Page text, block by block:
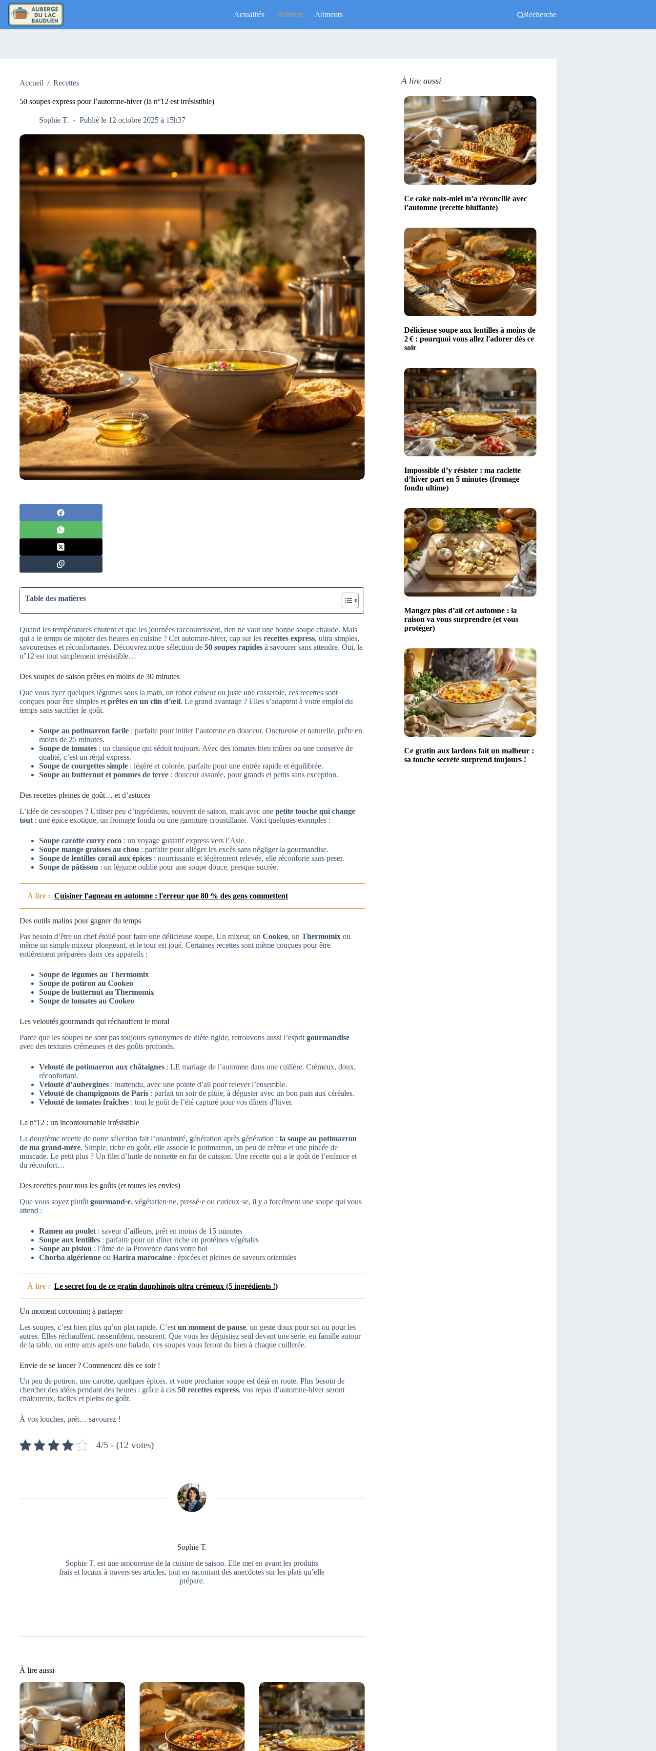
Passer
contenu
Actualités Recettes Aliments Recherche
Accueil / Recettes
50 soupes express pour l’automne-hiver (la n°12 est irrésistible)
Sophie T. Publié le 12 octobre 2025 à 15h37
Table des matières
Quand les températures chutent et que les journées raccourcissent, rien ne vaut une bonne soupe chaude. Mais
qui a le temps de mijoter des heures en cuisine ? Cet automne-hiver, cap sur les recettes express, ultra simples,
savoureuses et réconfortantes. Découvrez notre sélection de 50 soupes rapides à savourer sans attendre. Oui, la
n°12 est tout simplement irrésistible…
Des soupes de saison prêtes en moins de 30 minutes
Que vous ayez quelques légumes sous la main, un robot cuiseur ou juste une casserole, ces recettes sont
conçues pour être simples et prêtes en un clin d’œil. Le grand avantage ? Elles s’adaptent à votre emploi du
temps sans sacrifier le goût.
Soupe au potimarron facile : parfaite pour initier l’automne en douceur. Onctueuse et naturelle, prête en
moins de 25 minutes.
Soupe de tomates : un classique qui séduit toujours. Avec des tomates bien mûres ou une conserve de
qualité, c’est un régal express.
Soupe de courgettes simple : légère et colorée, parfaite pour une entrée rapide et équilibrée.
Soupe au butternut et pommes de terre : douceur assurée, pour grands et petits sans exception.
Des recettes pleines de goût… et d’astuces
L’idée de ces soupes ? Utiliser peu d’ingrédients, souvent de saison, mais avec une petite touche qui change
tout : une épice exotique, un fromage fondu ou une garniture croustillante. Voici quelques exemples :
Soupe carotte curry coco : un voyage gustatif express vers l’Asie.
Soupe mange graisses au chou : parfaite pour alléger les excès sans négliger la gourmandise.
Soupe de lentilles corail aux épices : nourrissante et légèrement relevée, elle réconforte sans peser.
Soupe de pâtisson : un légume oublié pour une soupe douce, presque sucrée.
À lire : Cuisiner l'agneau en automne : l'erreur que 80 % des gens commettent
Des outils malins pour gagner du temps
Pas besoin d’être un chef étoilé pour faire une délicieuse soupe. Un mixeur, un Cookeo, un Thermomix ou
même un simple mixeur plongeant, et le tour est joué. Certaines recettes sont même conçues pour être
entièrement préparées dans ces appareils :
Soupe de légumes au Thermomix
Soupe de potiron au Cookeo
Soupe de butternut au Thermomix
Soupe de tomates au Cookeo
Les veloutés gourmands qui réchauffent le moral
Parce que les soupes ne sont pas toujours synonymes de diète rigide, retrouvons aussi l’esprit gourmandise
avec des textures crémeuses et des goûts profonds.
Velouté de potimarron aux châtaignes : LE mariage de l’automne dans une cuillère. Crémeux, doux,
réconfortant.
Velouté d’aubergines : inattendu, avec une pointe d’ail pour relever l’ensemble.
Velouté de champignons de Paris : parfait un soir de pluie, à déguster avec un bon pain aux céréales.
Velouté de tomates fraîches : tout le goût de l’été capturé pour vos dîners d’hiver.
La n°12 : un incontournable irrésistible
La douzième recette de notre sélection fait l’unanimité, génération après génération : la soupe au potimarron
de ma grand-mère. Simple, riche en goût, elle associe le potimarron, un peu de crème et une pincée de
muscade. Le petit plus ? Un filet d’huile de noisette en fin de cuisson. Une recette qui a le goût de l’enfance et
du réconfort…
Des recettes pour tous les goûts (et toutes les envies)
Que vous soyez plutôt gourmand·e, végétarien·ne, pressé·e ou curieux·se, il y a forcément une soupe qui vous
attend :
Ramen au poulet : saveur d’ailleurs, prêt en moins de 15 minutes
Soupe aux lentilles : parfaite pour un dîner riche en protéines végétales
Soupe au pistou : l’âme de la Provence dans votre bol
Chorba algérienne ou Harira marocaine : épicées et pleines de saveurs orientales
À lire : Le secret fou de ce gratin dauphinois ultra crémeux (5 ingrédients !)
Un moment cocooning à partager
Les soupes, c’est bien plus qu’un plat rapide. C’est un moment de pause, un geste doux pour soi ou pour les
autres. Elles réchauffent, rassemblent, rassurent. Que vous les dégustiez seul devant une série, en famille autour
de la table, ou entre amis après une balade, ces soupes vous feront du bien à chaque cuillerée.
Envie de se lancer ? Commencez dès ce soir !
Un peu de potiron, une carotte, quelques épices, et votre prochaine soupe est déjà en route. Plus besoin de
chercher des idées pendant des heures : grâce à ces 50 recettes express, vos repas d’automne-hiver seront
chaleureux, faciles et pleins de goût.
À vos louches, prêt… savourez !
4/5 - (12 votes)
Sophie T.
Sophie T. est une amoureuse de la cuisine de saison. Elle met en avant les produits
frais et locaux à travers ses articles, tout en racontant des anecdotes sur les plats qu’elle
prépare.
À lire aussi
À lire aussi
Ce cake noix-miel m’a réconcilié avec
l’automne (recette bluffante)
Délicieuse soupe aux lentilles à moins de
2 € : pourquoi vous allez l'adorer dès ce
soir
Impossible d’y résister : ma raclette
d’hiver part en 5 minutes (fromage
fondu ultime)
Mangez plus d’ail cet automne : la
raison va vous surprendre (et vous
protéger)
Ce gratin aux lardons fait un malheur :
sa touche secrète surprend toujours !